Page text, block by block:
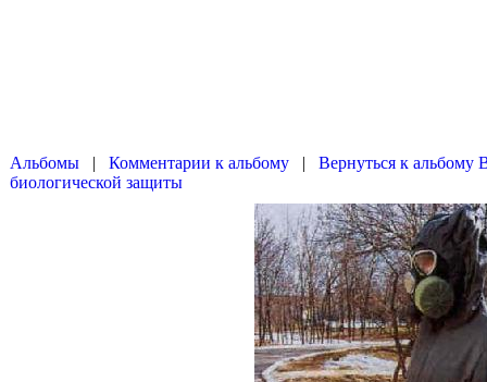
| | Вернуться к альбому